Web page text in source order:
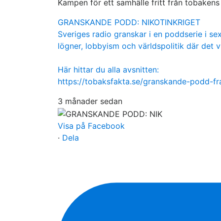
Kampen för ett samhälle fritt från
GRANSKANDE PODD: NIKOTINKRIGET
Sveriges radio granskar i en poddserie i
lögner, lobbyism och världspolitik där det
Här hittar du alla avsnitten:
https://tobaksfakta.se/granskande-podd-
3 månader sedan
Visa på Facebook
· Dela